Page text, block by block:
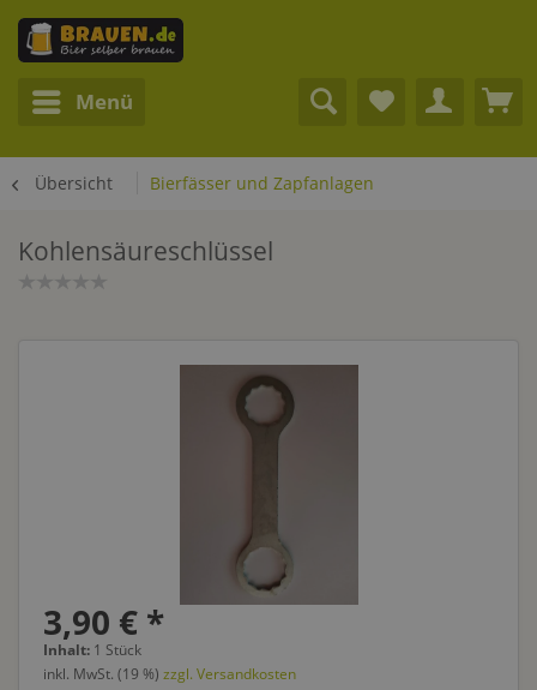
Menü
Übersicht Bierfässer und Zapfanlagen
Kohlensäureschlüssel
3,90 € *
Inhalt: 1 Stück
inkl. MwSt. (19 %) zzgl. Versandkosten